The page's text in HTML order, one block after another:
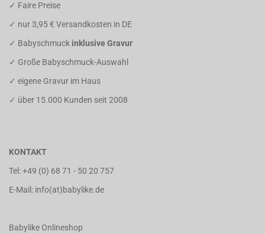
✓ Faire Preise
✓ nur 3,95 € Versandkosten in DE
✓ Babyschmuck inklusive Gravur
✓ Große Babyschmuck-Auswahl
✓ eigene Gravur im Haus
✓ über 15.000 Kunden seit 2008
KONTAKT
Tel:+49 (0) 68 71 - 50 20 757
E-Mail: info(at)babylike.de
Babylike Onlineshop